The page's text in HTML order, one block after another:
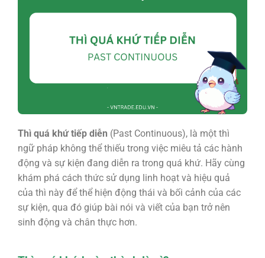
Thì quá khứ tiếp diễn (Past Continuous), là một thì
ngữ pháp không thể thiếu trong việc miêu tả các hành
động và sự kiện đang diễn ra trong quá khứ. Hãy cùng
khám phá cách thức sử dụng linh hoạt và hiệu quả
của thì này để thể hiện động thái và bối cảnh của các
sự kiện, qua đó giúp bài nói và viết của bạn trở nên
sinh động và chân thực hơn.